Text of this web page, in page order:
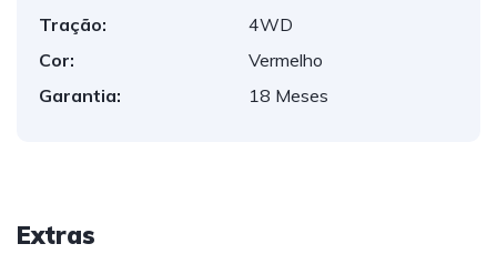
Tração:
4WD
Cor:
Vermelho
Garantia:
18 Meses
Extras